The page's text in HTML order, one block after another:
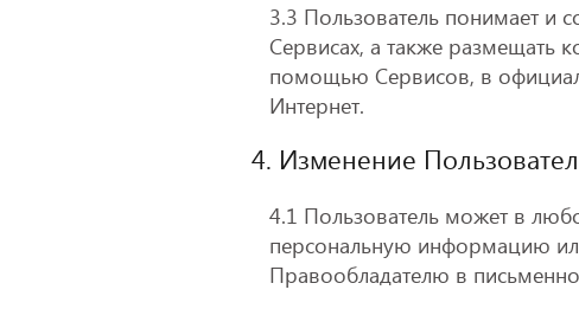
3.3 Пользователь понимает и
Сервисах, а также размещать
помощью Сервисов, в
Интернет.
4. Изменение
4.1 Пользователь может в
персональную информацию
Правообладателю в